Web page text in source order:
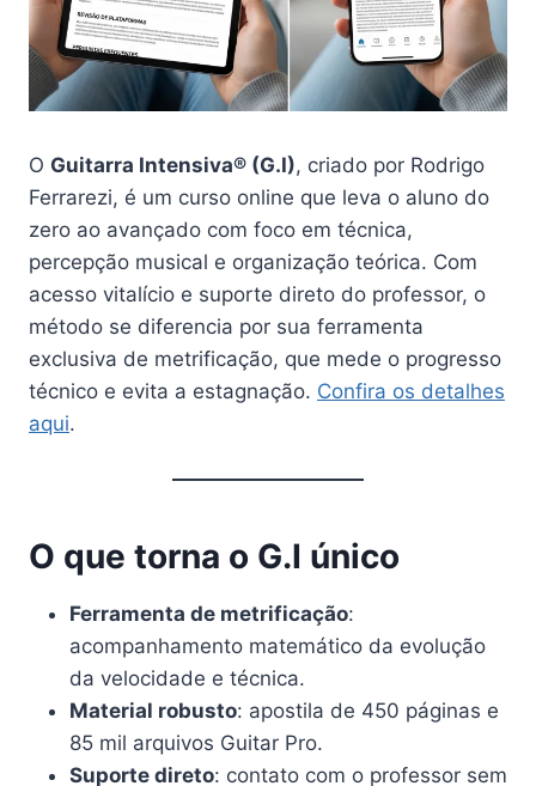
O Guitarra Intensiva® (G.I), criado por Rodrigo
Ferrarezi, é um curso online que leva o aluno do
zero ao avançado com foco em técnica,
percepção musical e organização teórica. Com
acesso vitalício e suporte direto do professor, o
método se diferencia por sua ferramenta
exclusiva de metrificação, que mede o progresso
técnico e evita a estagnação. Confira os detalhes
aqui.
O que torna o G.I único
Ferramenta de metrificação:
acompanhamento matemático da evolução
da velocidade e técnica.
Material robusto: apostila de 450 páginas e
85 mil arquivos Guitar Pro.
Suporte direto: contato com o professor sem